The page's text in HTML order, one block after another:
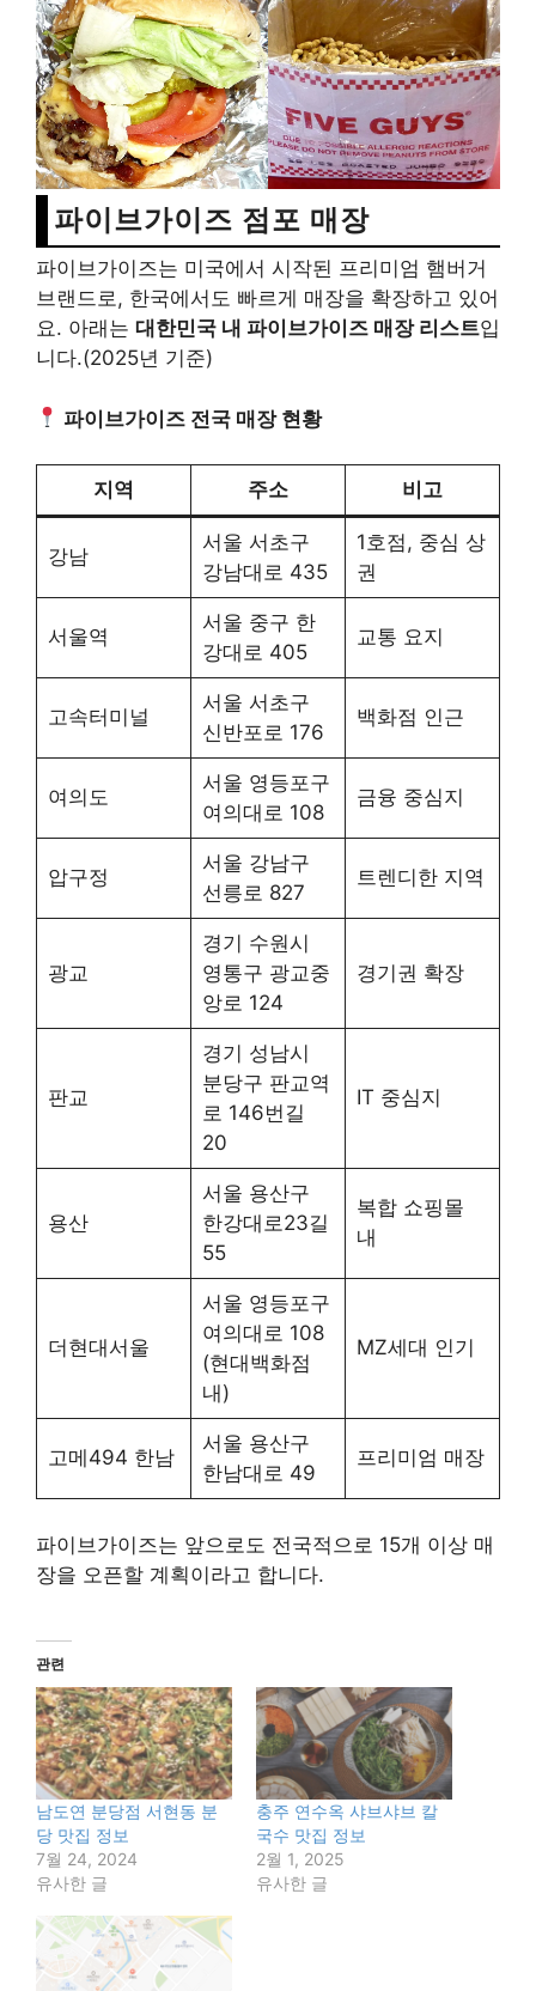
파이브가이즈 점포 매장
파이브가이즈는 미국에서 시작된 프리미엄 햄버거
브랜드로, 한국에서도 빠르게 매장을 확장하고 있어
요. 아래는 대한민국 내 파이브가이즈 매장 리스트입
니다.(2025년 기준)
파이브가이즈 전국 매장 현황
지역 주소 비고
강남
서울 서초구
강남대로 435
1호점, 중심 상
권
서울역
서울 중구 한
강대로 405
교통 요지
고속터미널
서울 서초구
신반포로 176
백화점 인근
여의도
서울 영등포구
여의대로 108
금융 중심지
압구정
서울 강남구
선릉로 827
트렌디한 지역
광교
경기 수원시
영통구 광교중
앙로 124
경기권 확장
판교
경기 성남시
분당구 판교역
로 146번길
20
IT 중심지
용산
서울 용산구
한강대로23길
55
복합 쇼핑몰
내
더현대서울
서울 영등포구
여의대로 108
(현대백화점
내)
MZ세대 인기
고메494 한남
서울 용산구
한남대로 49
프리미엄 매장
파이브가이즈는 앞으로도 전국적으로 15개 이상 매
장을 오픈할 계획이라고 합니다.
관련
남도연 분당점 서현동 분
당 맛집 정보
7월 24, 2024
유사한 글
충주 연수옥 샤브샤브 칼
국수 맛집 정보
2월 1, 2025
유사한 글